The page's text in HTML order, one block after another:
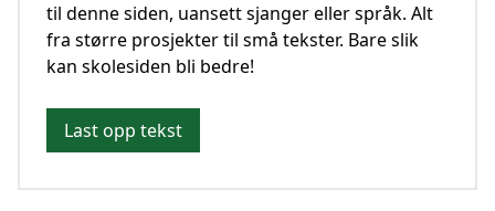
til denne siden, uansett sjanger eller språk. Alt
fra større prosjekter til små tekster. Bare slik
kan skolesiden bli bedre!
Last opp tekst